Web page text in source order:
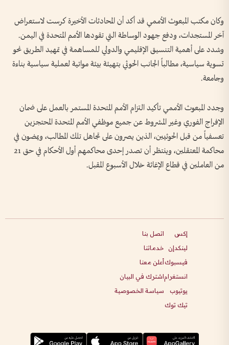
وكان مكتب المبعوث الأممي قد أكد أن المحادثات الأخيرة كرست لاستعراض
آخر المستجدات، ودفع جهود الوساطة التي تقودها الأمم المتحدة في ⁧‫اليمن‬⁩.
وشدد على أهمية التنسيق الإقليمي والدولي للمساهمة في تمهيد الطريق نحو
تسوية سياسية، مطالباً الجانب الحوثي بتهيئة بيئة مواتية لعملية سياسية بناءة
وجامعة.
‏وجدد المبعوث الأممي تأكيد التزام الأمم المتحدة المستمر بالعمل على ضمان
الإفراج الفوري وغير المشروط عن جميع موظفي الأمم المتحدة المحتجزين
تعسفياً من قبل الحوثيين، الذين يصرون على تجاهل تلك المطالب، ويمضون في
محاكمة المعتقلين، وينتظر أن تصدر إحدى محاكمهم أول الأحكام في حق 21
من العاملين في قطاع الإغاثة خلال الأسبوع المقبل.
إكس
لينكدإن
فيسبوك
انستغرام
يوتيوب
تيك توك
اتصل بنا
خدماتنا
أعلن معنا
اشترك في البيان
سياسة الخصوصية